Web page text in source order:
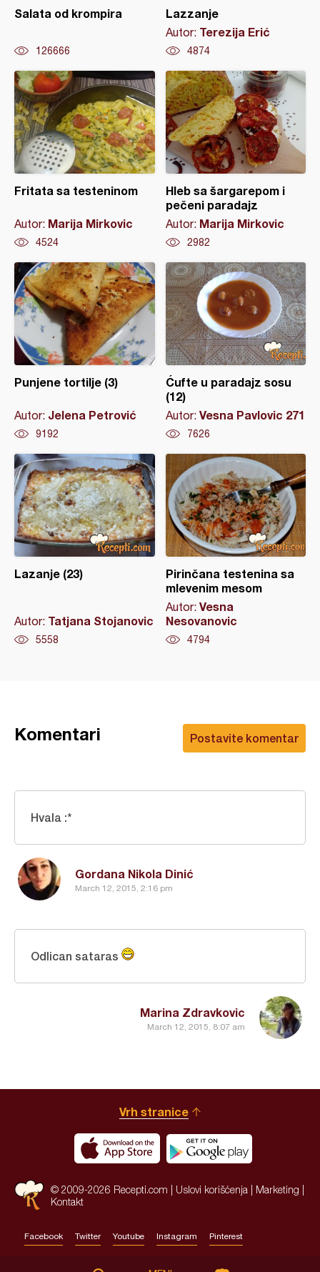
Salata od krompira
126666
Lazzanje
Autor: Terezija Erić
4874
Fritata sa testeninom
Autor: Marija Mirkovic
4524
Hleb sa šargarepom i
pečeni paradajz
Autor: Marija Mirkovic
2982
Punjene tortilje (3)
Autor: Jelena Petrović
9192
Ćufte u paradajz sosu
(12)
Autor: Vesna Pavlovic 271
7626
Lazanje (23)
Autor: Tatjana Stojanovic
5558
Pirinčana testenina sa
mlevenim mesom
Autor: Vesna
Nesovanovic
4794
Postavite komentar
Komentari
Gordana Nikola Dinić
March 12, 2015, 2:16 pm
Hvala :*
Marina Zdravkovic
March 12, 2015, 8:07 am
Odlican sataras
Vrh stranice
© 2009-2026 Recepti.com | Uslovi korišćenja Marketing
Kontakt
Facebook Twitter Youtube Instagram Pinterest